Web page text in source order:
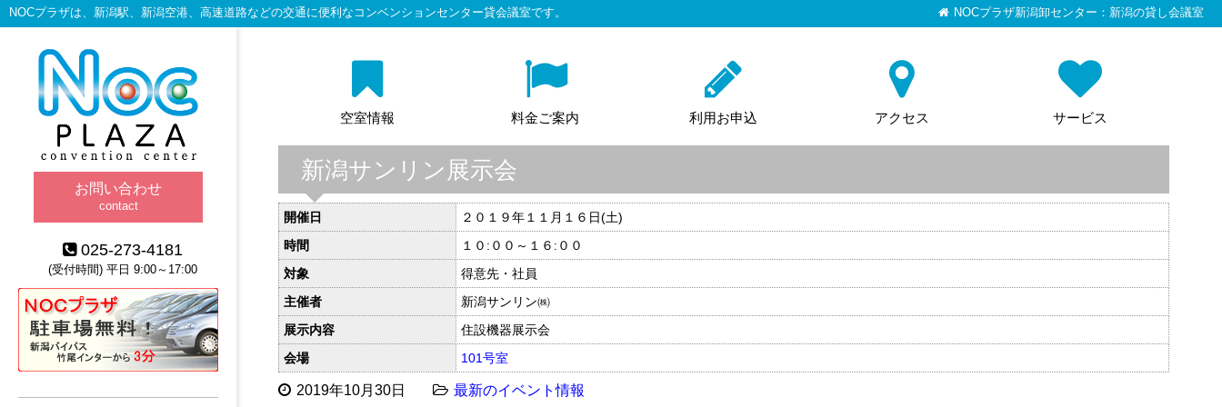
NOCプラザは、新潟駅、新潟空港、高速道路などの交通に便利なコンベンションセンター貸会議室です。 NOCプラザ新潟卸センター：新潟の貸し会議室
空室情報 料金ご案内 利用お申込 アクセス サービス
新潟サンリン展示会
開催日
２０１９年１１月１６日(土)
時間
１０:００～１６:００
対象
得意先・社員
主催者
新潟サンリン㈱
展示内容
住設機器展示会
会場
101号室
2019年10月30日 最新のイベント情報
お問い合わせ
contact
025-273-4181
(受付時間) 平日 9:00～17:00